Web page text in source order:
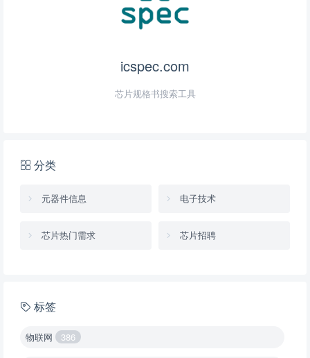
icspec.com
芯片规格书搜索工具
分类
元器件信息 电子技术
芯片热门需求 芯片招聘
标签
物联网 386